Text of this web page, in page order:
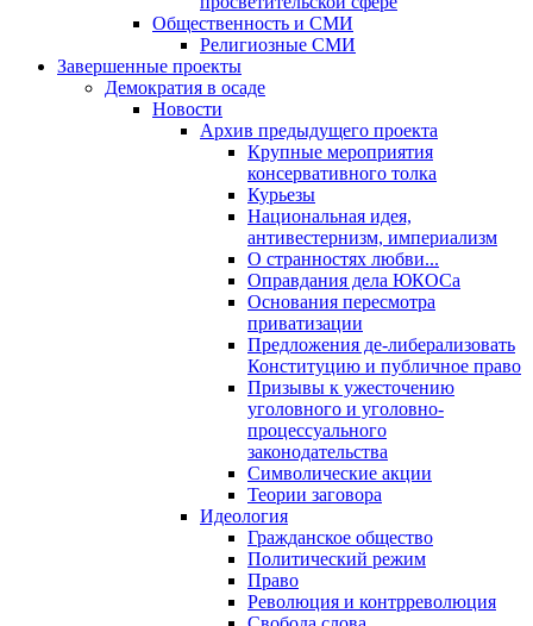
Общественность и СМИ
Религиозные СМИ
Завершенные проекты
Демократия в осаде
Новости
Архив предыдущего проекта
Крупные мероприятия
консервативного толка
Курьезы
Национальная идея,
антивестернизм, империализм
О странностях любви...
Оправдания дела ЮКОСа
Основания пересмотра
приватизации
Предложения де-либерализовать
Конституцию и публичное право
Призывы к ужесточению
уголовного и уголовно-
процессуального
законодательства
Символические акции
Теории заговора
Идеология
Гражданское общество
Политический режим
Право
Революция и контрреволюция